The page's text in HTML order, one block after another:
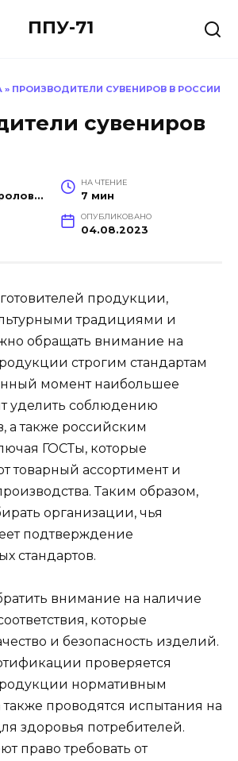
ППУ-71
» ПРОИЗВОДИТЕЛИ СУВЕНИРОВ В РОССИИ
сувениров
Александр Фролов (Инженер, эксперт в построении производств)
НА ЧТЕНИЕ
7 мин
ОПУБЛИКОВАНО
04.08.2023
продукции,
традициями и
обращать внимание на
строгим стандартам
момент наибольшее
уделить соблюдению
а также российским
ГОСТы, которые
товарный ассортимент и
Таким образом,
организации, чья
подтверждение
стандартов.
внимание на наличие
которые
и безопасность изделий.
проверяется
нормативным
проводятся испытания на
здоровья потребителей.
право требовать от